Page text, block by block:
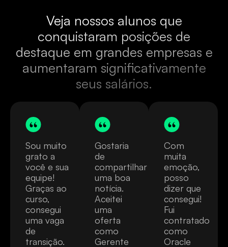
Veja nossos alunos que
conquistaram posições de
destaque em grandes empresas e
aumentaram significativamente
seus salários.
Sou muito
grato a
você e sua
equipe!
Graças ao
curso,
consegui
uma vaga
de
transição.
Gostaria
de
compartilhar
uma boa
notícia.
Aceitei
uma
oferta
como
Gerente
Com
muita
emoção,
posso
dizer que
consegui!
Fui
contratado
como
Oracle